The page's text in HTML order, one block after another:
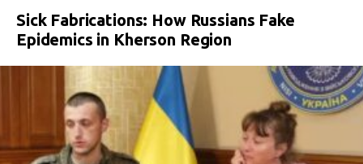
Sick Fabrications: How Russians Fake
Epidemics in Kherson Region